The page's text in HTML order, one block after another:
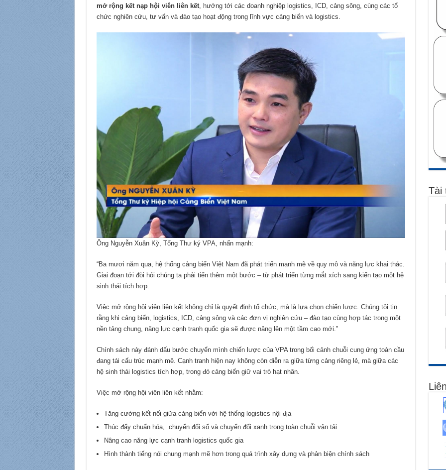
mở rộng kết nạp hội viên liên kết, hướng tới các doanh nghiệp logistics, ICD, cảng sông, cùng các tổ
chức nghiên cứu, tư vấn và đào tạo hoạt động trong lĩnh vực cảng biển và logistics.
Ông Nguyễn Xuân Kỳ, Tổng Thư ký VPA, nhấn mạnh:
“Ba mươi năm qua, hệ thống cảng biển Việt Nam đã phát triển mạnh mẽ về quy mô và năng lực khai thác.
Giai đoạn tới đòi hỏi chúng ta phải tiến thêm một bước – từ phát triển từng mắt xích sang kiến tạo một hệ
sinh thái tích hợp.
Việc mở rộng hội viên liên kết không chỉ là quyết định tổ chức, mà là lựa chọn chiến lược. Chúng tôi tin
rằng khi cảng biển, logistics, ICD, cảng sông và các đơn vị nghiên cứu – đào tạo cùng hợp tác trong một
nền tảng chung, năng lực cạnh tranh quốc gia sẽ được nâng lên một tầm cao mới.”
Chính sách này đánh dấu bước chuyển mình chiến lược của VPA trong bối cảnh chuỗi cung ứng toàn cầu
đang tái cấu trúc mạnh mẽ. Cạnh tranh hiện nay không còn diễn ra giữa từng cảng riêng lẻ, mà giữa các
hệ sinh thái logistics tích hợp, trong đó cảng biển giữ vai trò hạt nhân.
Việc mở rộng hội viên liên kết nhằm:
Tăng cường kết nối giữa cảng biển với hệ thống logistics nội địa
Thúc đẩy chuẩn hóa, chuyển đổi số và chuyển đổi xanh trong toàn chuỗi vận tải
Nâng cao năng lực cạnh tranh logistics quốc gia
Hình thành tiếng nói chung mạnh mẽ hơn trong quá trình xây dựng và phản biện chính sách
Tài